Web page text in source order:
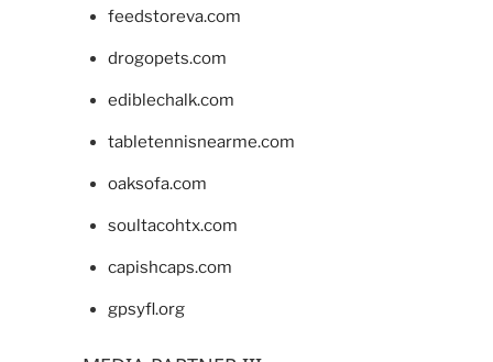
feedstoreva.com
drogopets.com
ediblechalk.com
tabletennisnearme.com
oaksofa.com
soultacohtx.com
capishcaps.com
gpsyfl.org